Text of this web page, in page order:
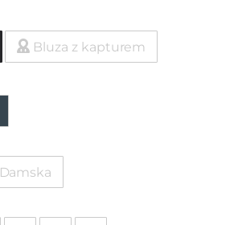
Bluza z kapturem
Damska